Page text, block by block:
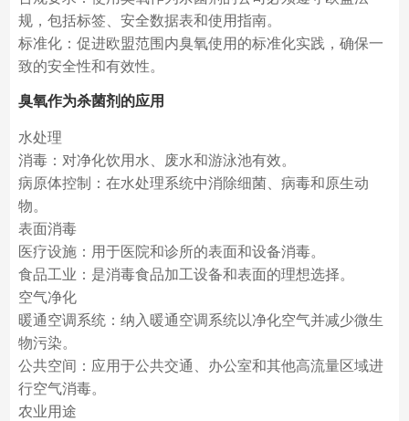
规，包括标签、安全数据表和使用指南。
标准化：促进欧盟范围内臭氧使用的标准化实践，确保一
致的安全性和有效性。
臭氧作为杀菌剂的应用
水处理
消毒：对净化饮用水、废水和游泳池有效。
病原体控制：在水处理系统中消除细菌、病毒和原生动
物。
表面消毒
医疗设施：用于医院和诊所的表面和设备消毒。
食品工业：是消毒食品加工设备和表面的理想选择。
空气净化
暖通空调系统：纳入暖通空调系统以净化空气并减少微生
物污染。
公共空间：应用于公共交通、办公室和其他高流量区域进
行空气消毒。
农业用途